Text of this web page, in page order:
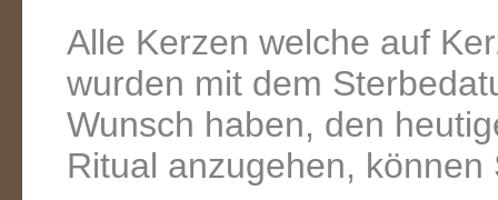
Alle Kerzen welche auf
wurden mit dem
Wunsch haben, den
Ritual anzugehen,